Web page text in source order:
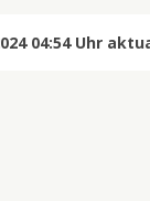
04:54 Uhr